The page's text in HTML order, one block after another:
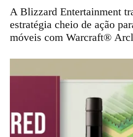
A Blizzard Entertainment
estratégia cheio de ação
móveis com Warcraft®